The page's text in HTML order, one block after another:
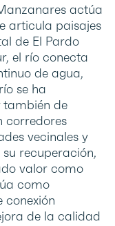
actúa
articula paisajes
de El Pardo
el río conecta
de agua,
se ha
también de
corredores
vecinales y
recuperación,
valor como
como
de la calidad